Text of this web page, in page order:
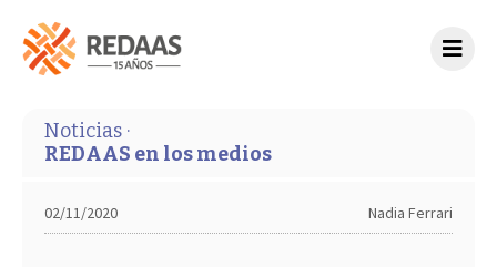
Noticias ·
REDAAS en los medios
02/11/2020 Nadia Ferrari